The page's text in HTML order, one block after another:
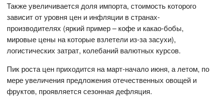
Также увеличивается доля импорта, стоимость которого
зависит от уровня цен и инфляции в странах-
производителях (яркий пример – кофе и какао-бобы,
мировые цены на которые взлетели из-за засухи),
логистических затрат, колебаний валютных курсов.
Пик роста цен приходится на март-начало июня, а летом, по
мере увеличения предложения отечественных овощей и
фруктов, проявляется сезонная дефляция.